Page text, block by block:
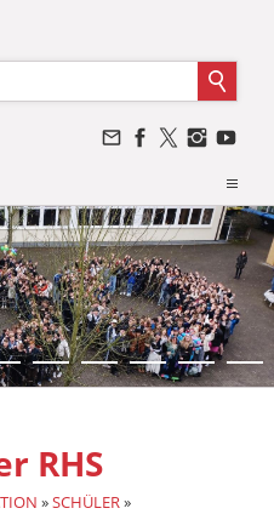
RHS
»SCHÜLER»